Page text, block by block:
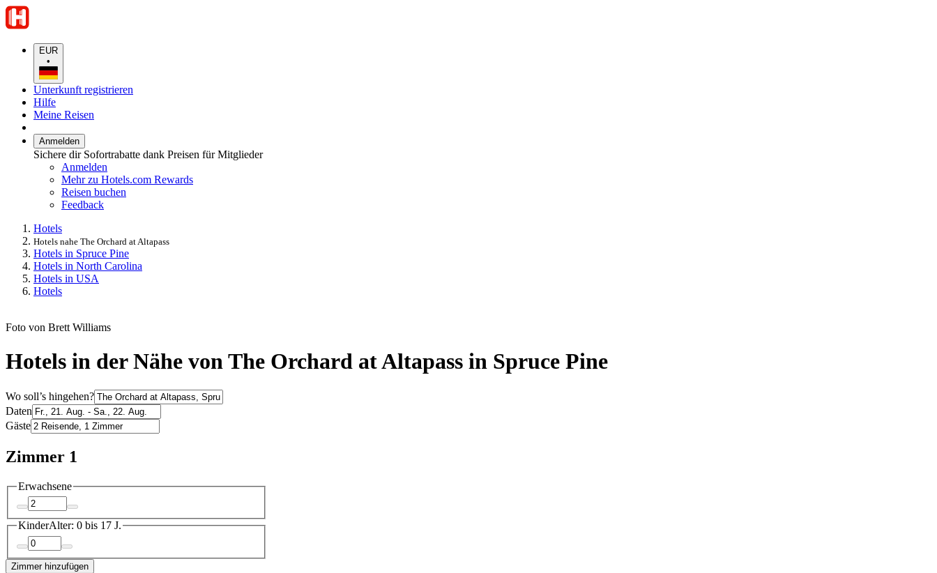
EUR
•
Unterkunft registrieren
Hilfe
Meine Reisen
Anmelden
Sichere dir Sofortrabatte dank Preisen für Mitglieder
Anmelden
Mehr zu Hotels.com Rewards
Reisen buchen
Feedback
Hotels
Hotels nahe The Orchard at Altapass
Hotels in Spruce Pine
Hotels in North Carolina
Hotels in USA
Hotels
Foto von Brett Williams
Hotels in der Nähe von The Orchard at Altapass in Spruce Pine
Wo soll’s hingehen?
Daten
Gäste
Zimmer 1
Erwachsene
KinderAlter: 0 bis 17 J.
Zimmer hinzufügen